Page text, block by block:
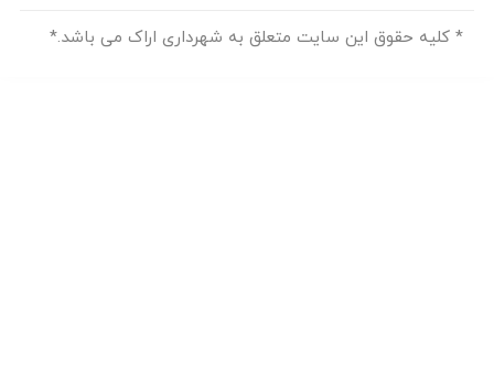
* کلیه حقوق این سایت متعلق به شهرداری اراک می باشد.*